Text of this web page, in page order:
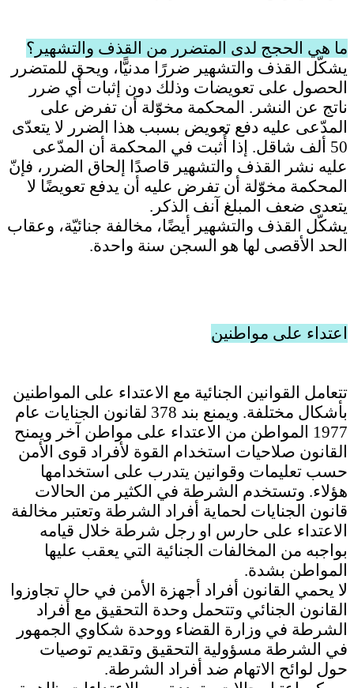
ما هي الحجج لدى المتضرر من القذف والتشهير؟
يشكّل القذف والتشهير ضررًا مدنيًّا، ويحق للمتضرر
الحصول على تعويضات وذلك دون إثبات أي ضرر
ناتج عن النشر. المحكمة مخوّلة أن تفرض على
المدّعى عليه دفع تعويض بسبب هذا الضرر لا يتعدّى
50 ألف شاقل. إذا أُثبت في المحكمة أن المدّعى
عليه نشر القذف والتشهير قاصدًا إلحاق الضرر، فإنّ
المحكمة مخوّلة أن تفرض عليه أن يدفع تعويضًا لا
يتعدى ضعف المبلغ آنف الذكر .
يشكّل القذف والتشهير أيضًا، مخالفة جنائيّة، وعقاب
الحد الأقصى لها هو السجن سنة واحدة.
اعتداء على مواطنين
تتعامل القوانين الجنائية مع الاعتداء على المواطنين
بأشكال مختلفة. ويمنع بند 378 لقانون الجنايات عام
1977 المواطن من الاعتداء على مواطن آخر ويمنح
القانون صلاحيات استخدام القوة لأفراد قوى الأمن
حسب تعليمات وقوانين يتدرب على استخدامها
هؤلاء. وتستخدم الشرطة في الكثير من الحالات
قانون الجنايات لحماية أفراد الشرطة وتعتبر مخالفة
الاعتداء على حارس او رجل شرطة خلال قيامه
بواجبه من المخالفات الجنائية التي يعقب عليها
المواطن بشدة.
لا يحمي القانون أفراد أجهزة الأمن في حال تجاوزوا
القانون الجنائي وتتحمل وحدة التحقيق مع أفراد
الشرطة في وزارة القضاء ووحدة شكاوي الجمهور
في الشرطة مسؤولية التحقيق وتقديم توصيات
حول لوائح الاتهام ضد أفراد الشرطة.